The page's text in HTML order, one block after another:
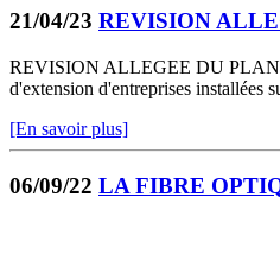
21/04/23 REVISION
REVISION ALLEGEE DU PLAN
d'extension d'entreprises installées
[En savoir plus]
06/09/22 LA FIBRE